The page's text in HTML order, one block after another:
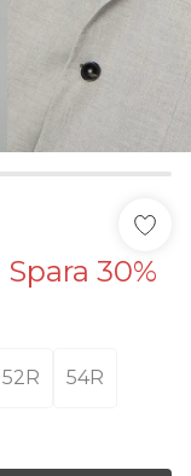
Spara 30%
52R 54R